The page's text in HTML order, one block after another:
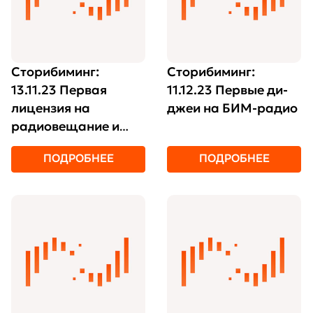
Сторибиминг:
13.11.23 Первая
лицензия на
радиовещание и
первое помещение
БИМ-радио
ПОДРОБНЕЕ
Сторибиминг:
11.12.23 Первые ди-
джеи на БИМ-радио
ПОДРОБНЕЕ